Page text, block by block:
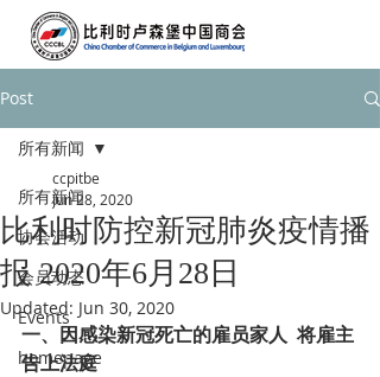
Post
所有新闻
协会活动
会员动态
Events
homepage
所有新闻
比利时防控新冠肺炎疫情播
报 2020年6月28日
ccpitbe
Jun 28, 2020
Updated: Jun 30, 2020
一、因感染新冠死亡的雇员家人  将雇主
告上法庭